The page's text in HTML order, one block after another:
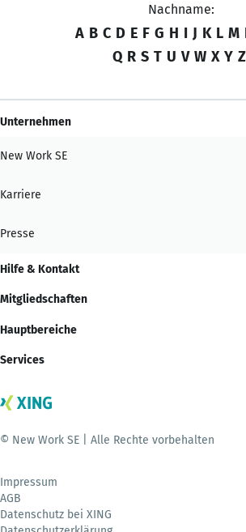
Nachname:
A B C D E F G H I J K L M
Q R S T U V W X Y Z
Unternehmen
New Work SE
Karriere
Presse
Hilfe & Kontakt
Mitgliedschaften
Hauptbereiche
Services
© New Work SE | Alle Rechte vorbehalten
Impressum
AGB
Datenschutz bei XING